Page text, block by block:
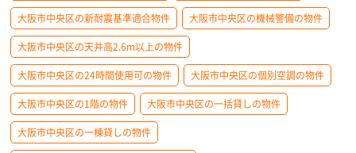
大阪市中央区の新耐震基準適合物件 大阪市中央区の機械警備の物件
大阪市中央区の天井高2.6m以上の物件
大阪市中央区の24時間使用可の物件 大阪市中央区の個別空調の物件
大阪市中央区の1階の物件 大阪市中央区の一括貸しの物件
大阪市中央区の一棟貸しの物件